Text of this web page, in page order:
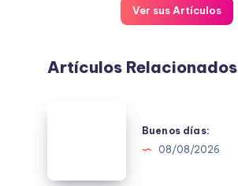
Ver sus Artículos
Artículos Relacionados
Buenos días:
08/08/2026